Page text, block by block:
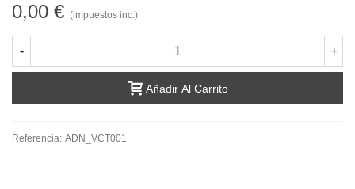
0,00 € (impuestos inc.)
- +
Añadir Al Carrito
Referencia: ADN_VCT001